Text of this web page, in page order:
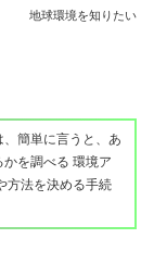
地球環境を知りたい
簡単に言うと、あ
を調べる 環境ア
方法を決める手続